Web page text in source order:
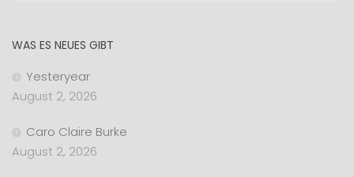
WAS ES NEUES GIBT
Yesteryear
August 2, 2026
Caro Claire Burke
August 2, 2026